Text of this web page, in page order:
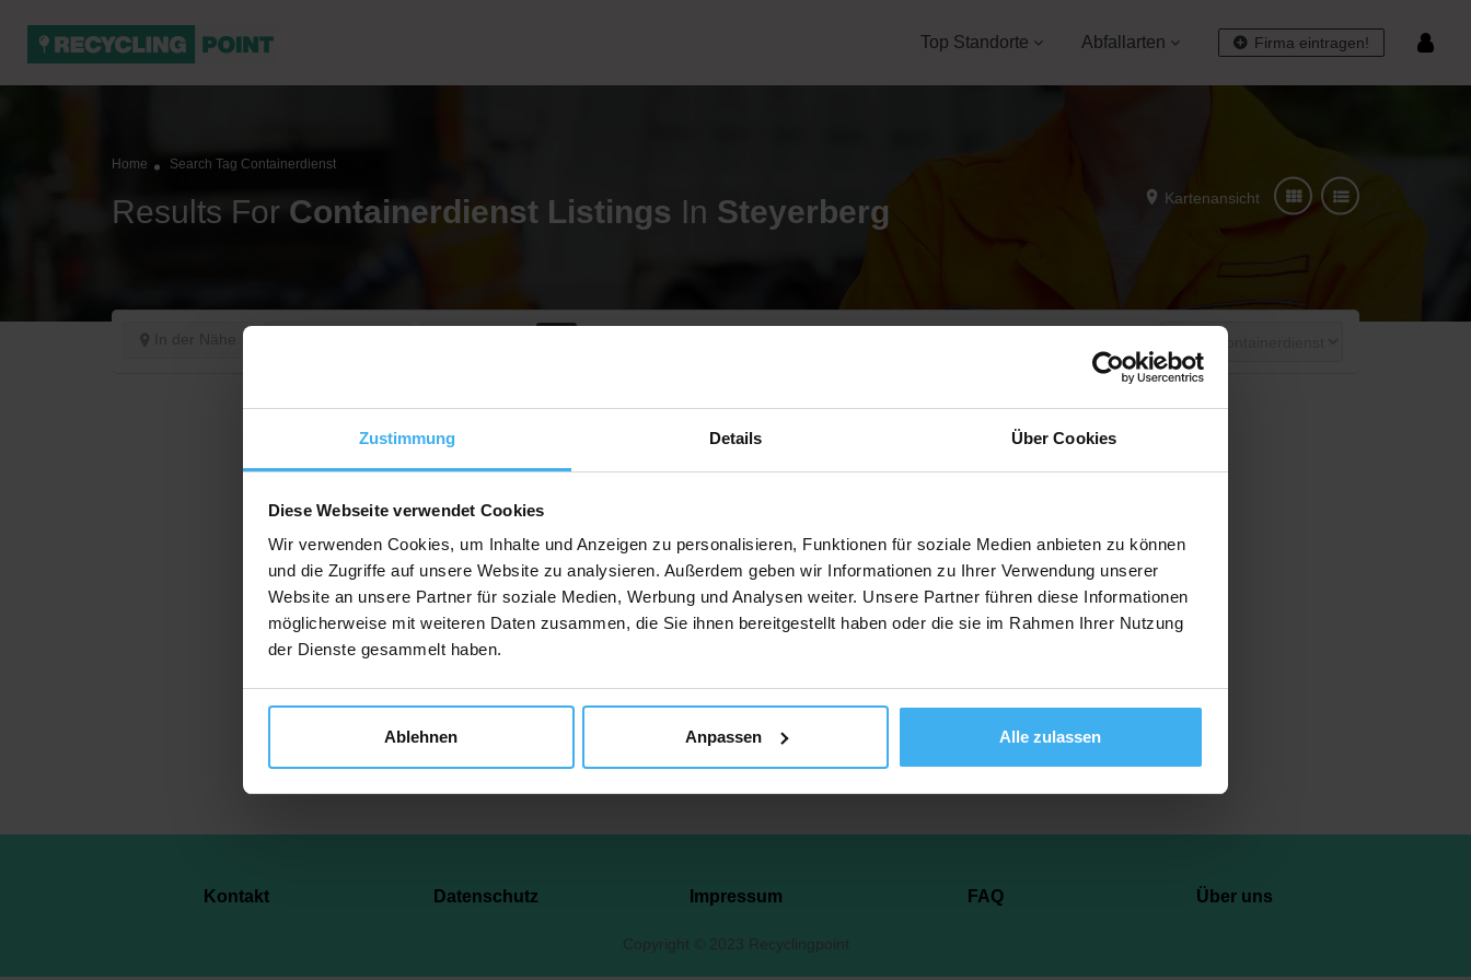
Zustimmung Details Über Cookies
Diese Webseite verwendet Cookies
Wir verwenden Cookies, um Inhalte und Anzeigen zu personalisieren, Funktionen für soziale Medien anbieten zu können
und die Zugriffe auf unsere Website zu analysieren. Außerdem geben wir Informationen zu Ihrer Verwendung unserer
Website an unsere Partner für soziale Medien, Werbung und Analysen weiter. Unsere Partner führen diese Informationen
möglicherweise mit weiteren Daten zusammen, die Sie ihnen bereitgestellt haben oder die sie im Rahmen Ihrer Nutzung
der Dienste gesammelt haben.
Ablehnen Anpassen Alle zulassen
Firma eintragen!
Top Standorte Abfallarten
Home Search Tag Containerdienst
Kartenansicht
Results For Containerdienst Listings In Steyerberg
Auf dem Acker 1, 31595 Steyerberg, Deutschland
Kontakt Datenschutz Impressum FAQ Über uns
Copyright © 2023 Recyclingpoint